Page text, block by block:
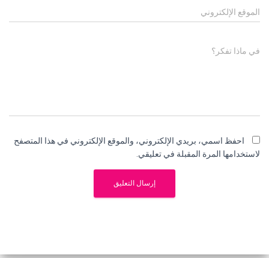
الموقع الإلكتروني
في ماذا تفكر؟
احفظ اسمي، بريدي الإلكتروني، والموقع الإلكتروني في هذا المتصفح
لاستخدامها المرة المقبلة في تعليقي.